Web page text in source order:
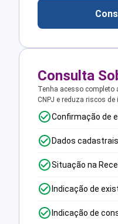
Consulta
Tenha acesso
CNPJ e reduza riscos
Confirmação de
Dados
Situação na
Indicação de
Indicação de